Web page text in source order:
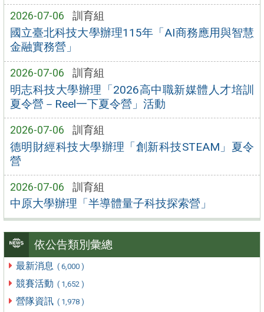
2026-07-06 訓育組
國立臺北科技大學辦理115年「AI商務應用與智慧
金融實務營」
2026-07-06 訓育組
明志科技大學辦理「2026高中職新媒體人才培訓
夏令營－Reel一下夏令營」活動
2026-07-06 訓育組
德明財經科技大學辦理「創新科技STEAM」夏令
營
2026-07-06 訓育組
中原大學辦理「半導體量子科技探索營」
依公告類別彙總
最新消息 ( 6,000 )
競賽活動 ( 1,652 )
營隊資訊 ( 1,978 )